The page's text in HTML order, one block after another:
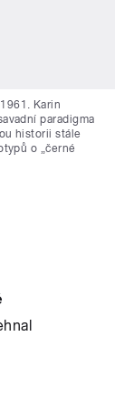
Karin
paradigma
historii stále
o „černé